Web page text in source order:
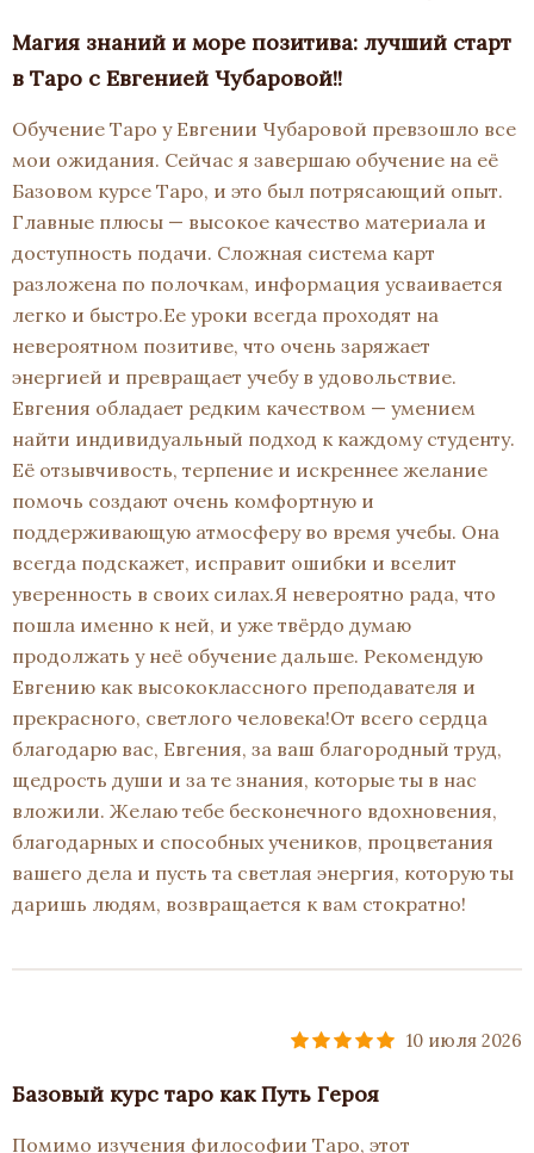
Магия знаний и море позитива: лучший старт
в Таро с Евгенией Чубаровой!!
Обучение Таро у Евгении Чубаровой превзошло все
мои ожидания. Сейчас я завершаю обучение на её
Базовом курсе Таро, и это был потрясающий опыт.
Главные плюсы — высокое качество материала и
доступность подачи. Сложная система карт
разложена по полочкам, информация усваивается
легко и быстро.Ее уроки всегда проходят на
невероятном позитиве, что очень заряжает
энергией и превращает учебу в удовольствие.
Евгения обладает редким качеством — умением
найти индивидуальный подход к каждому студенту.
Её отзывчивость, терпение и искреннее желание
помочь создают очень комфортную и
поддерживающую атмосферу во время учебы. Она
всегда подскажет, исправит ошибки и вселит
уверенность в своих силах.Я невероятно рада, что
пошла именно к ней, и уже твёрдо думаю
продолжать у неё обучение дальше. Рекомендую
Евгению как высококлассного преподавателя и
прекрасного, светлого человека!От всего сердца
благодарю вас, Евгения, за ваш благородный труд,
щедрость души и за те знания, которые ты в нас
вложили. Желаю тебе бесконечного вдохновения,
благодарных и способных учеников, процветания
вашего дела и пусть та светлая энергия, которую ты
даришь людям, возвращается к вам стократно!
10 июля 2026
Базовый курс таро как Путь Героя
Помимо изучения философии Таро, этот